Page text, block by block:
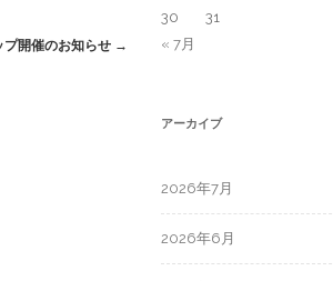
プ開催のお知らせ → « 7月
30
31
アーカイブ
2026年7月
2026年6月